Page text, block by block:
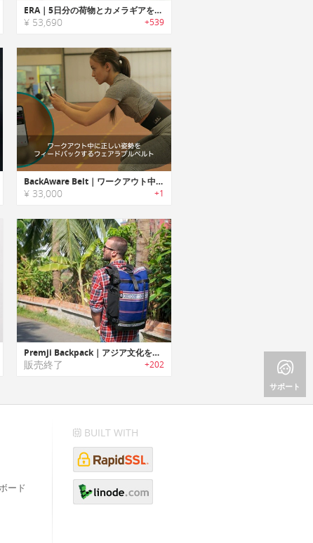
ERA｜5日分の荷物とカメラギアを収納可能な大容量トラベルバックパック「エラ」
¥ 53,690 +539
BackAware Belt｜ワークアウト中に正しい姿勢をフィードバックするウェアラブルベルト「バックアウェアベルト」
¥ 33,000 +1
Premji Backpack｜アジア文化を伝承する生地を使ったエスニックバックパック「プレムジ」
販売終了 +202
サポート
ード
BUILT WITH